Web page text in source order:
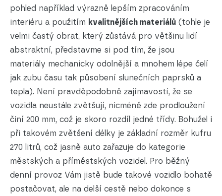
pohled například výrazně lepším zpracováním
interiéru a použitím kvalitnějších materiálů (tohle je
velmi častý obrat, který zůstává pro většinu lidí
abstraktní, představme si pod tím, že jsou
materiály mechanicky odolnější a mnohem lépe čelí
jak zubu času tak působení slunečních paprsků a
tepla). Není pravděpodobně zajímavostí, že se
vozidla neustále zvětšují, nicméně zde prodloužení
činí 200 mm, což je skoro rozdíl jedné třídy. Bohužel i
při takovém zvětšení délky je základní rozměr kufru
270 litrů, což jasně auto zařazuje do kategorie
městských a příměstských vozidel. Pro běžný
denní provoz Vám jistě bude takové vozidlo bohatě
postačovat, ale na delší cestě nebo dokonce s